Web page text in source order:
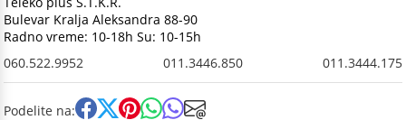
Bulevar Kralja Aleksandra 88-90
Radno vreme: 10-18h Su: 10-15h
060.522.9952
011.3446.850 011.3444.175
Podelite na: